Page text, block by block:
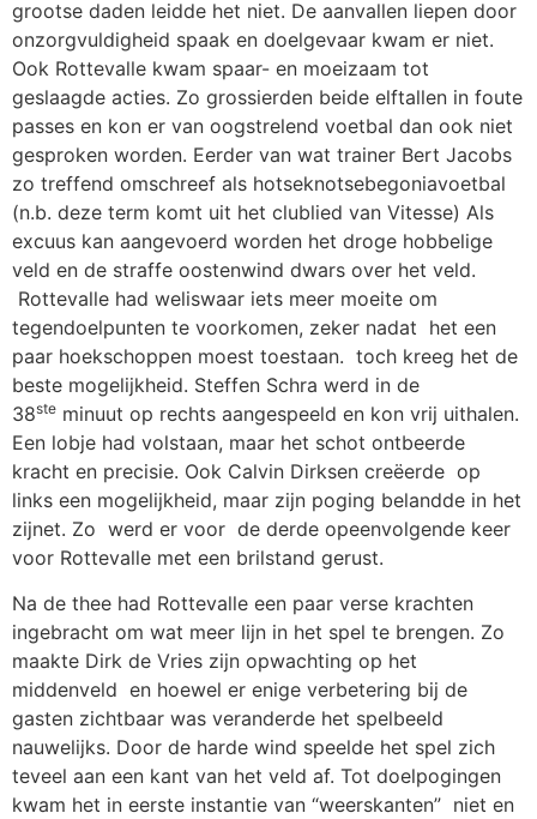
grootse daden leidde het niet. De aanvallen liepen door
onzorgvuldigheid spaak en doelgevaar kwam er niet.
Ook Rottevalle kwam spaar- en moeizaam tot
geslaagde acties. Zo grossierden beide elftallen in foute
passes en kon er van oogstrelend voetbal dan ook niet
gesproken worden. Eerder van wat trainer Bert Jacobs
zo treffend omschreef als hotseknotsebegoniavoetbal
(n.b. deze term komt uit het clublied van Vitesse) Als
excuus kan aangevoerd worden het droge hobbelige
veld en de straffe oostenwind dwars over het veld.
Rottevalle had weliswaar iets meer moeite om
tegendoelpunten te voorkomen, zeker nadat het een
paar hoekschoppen moest toestaan. toch kreeg het de
beste mogelijkheid. Steffen Schra werd in de
38ste minuut op rechts aangespeeld en kon vrij uithalen.
Een lobje had volstaan, maar het schot ontbeerde
kracht en precisie. Ook Calvin Dirksen creëerde op
links een mogelijkheid, maar zijn poging belandde in het
zijnet. Zo werd er voor de derde opeenvolgende keer
voor Rottevalle met een brilstand gerust.
Na de thee had Rottevalle een paar verse krachten
ingebracht om wat meer lijn in het spel te brengen. Zo
maakte Dirk de Vries zijn opwachting op het
middenveld en hoewel er enige verbetering bij de
gasten zichtbaar was veranderde het spelbeeld
nauwelijks. Door de harde wind speelde het spel zich
teveel aan een kant van het veld af. Tot doelpogingen
kwam het in eerste instantie van “weerskanten” niet en